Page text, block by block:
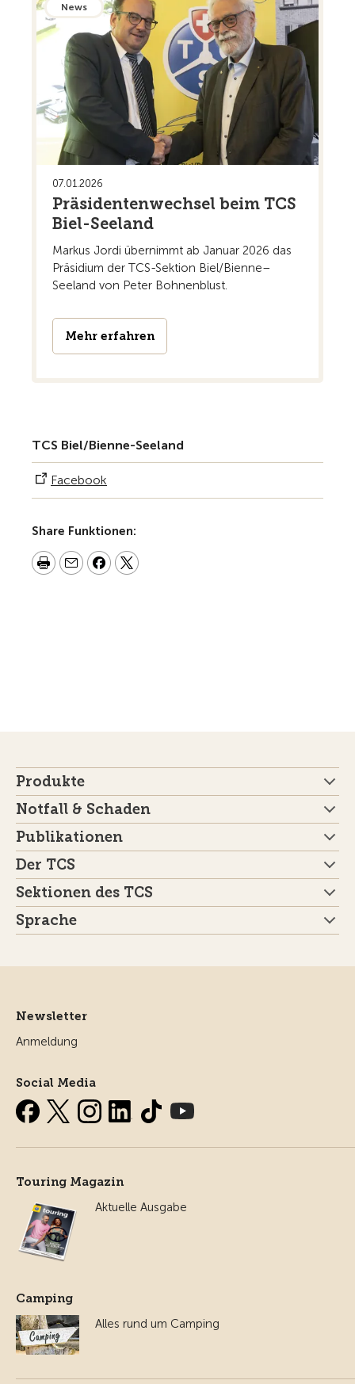
News
07.01.2026
Präsidentenwechsel beim TCS
Biel-Seeland
Markus Jordi übernimmt ab Januar 2026 das
Präsidium der TCS-Sektion Biel/Bienne–
Seeland von Peter Bohnenblust.
Mehr erfahren
TCS Biel/Bienne-Seeland
Facebook
Share Funktionen:
Produkte
Notfall & Schaden
Publikationen
Der TCS
Sektionen des TCS
Sprache
Newsletter
Anmeldung
Social Media
Touring Magazin
Aktuelle Ausgabe
Camping
Alles rund um Camping